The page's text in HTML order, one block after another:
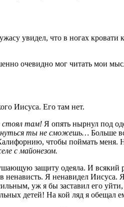
увидел, что в ногах
очевидно мог читать мои
Иисуса. Его там нет.
стоял там! Я опять нырнул под
ты не сможешь… Больше
чтобы поймать
с майонезом.
защиту одеяла. И всякий
Я ненавидел
уж я бы заставил его
детей! На кой ляд я